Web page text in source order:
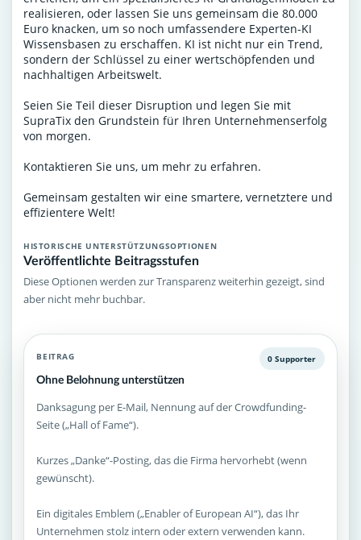
realisieren, oder lassen Sie uns gemeinsam die 80.000
Euro knacken, um so noch umfassendere Experten-KI
Wissensbasen zu erschaffen. KI ist nicht nur ein Trend,
sondern der Schlüssel zu einer wertschöpfenden und
nachhaltigen Arbeitswelt.
Seien Sie Teil dieser Disruption und legen Sie mit
SupraTix den Grundstein für Ihren Unternehmenserfolg
von morgen.
Kontaktieren Sie uns, um mehr zu erfahren.
Gemeinsam gestalten wir eine smartere, vernetztere und
effizientere Welt!
HISTORISCHE UNTERSTÜTZUNGSOPTIONEN
Veröffentlichte Beitragsstufen
Diese Optionen werden zur Transparenz weiterhin gezeigt, sind
aber nicht mehr buchbar.
BEITRAG
Ohne Belohnung unterstützen
0 Supporter
Danksagung per E-Mail, Nennung auf der Crowdfunding-
Seite („Hall of Fame“).
Kurzes „Danke“-Posting, das die Firma hervorhebt (wenn
gewünscht).
Ein digitales Emblem („Enabler of European AI“), das Ihr
Unternehmen stolz intern oder extern verwenden kann.